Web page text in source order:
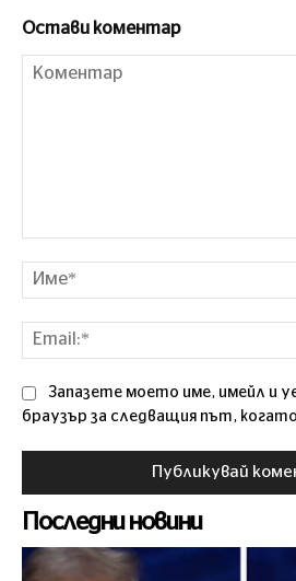
Остави коментар
Запазете моето име, имейл и
браузър за следващия път,
Последни новини